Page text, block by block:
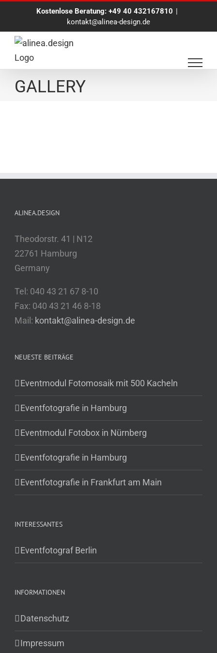
springen
Kostenlose Beratung: +49 40 432167810 |
kontakt@alinea-design.de
Bluescreen Eventmodul
GALLERY
ALINEA.DESIGN
Theodorstr. 41 | N12
22761 Hamburg
Germany
Tel: 040 43 21 67 8-10
Fax: 040 43 21 46 8-18
Mail: kontakt@alinea-design.de
NEUESTE BEITRÄGE
Eventmodul Fotomosaik mit 500 Kacheln
Eventfotografie in Hamburg
Eventmodul Fotobox in Nürnberg
Eventfotografie in Hamburg
Eventfotografie in Frankfurt am Main
INTERESSANTES
Eventfotograf Berlin
INFORMATIONEN
Datenschutz
Impressum